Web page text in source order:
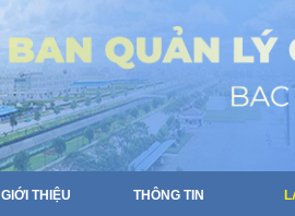
GIỚI THIỆU THÔNG TIN